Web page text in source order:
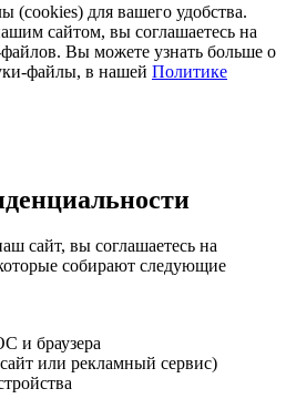
для вашего удобства.
сайтом, вы соглашаетесь на
Вы можете узнать больше о
файлы, в нашей Политике
сайт, вы соглашаетесь на
собирают следующие
и браузера
или рекламный сервис)